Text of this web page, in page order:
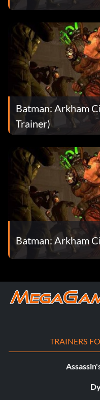
Batman: Arkham
Trainer)
Batman: Arkham
TRAINERS